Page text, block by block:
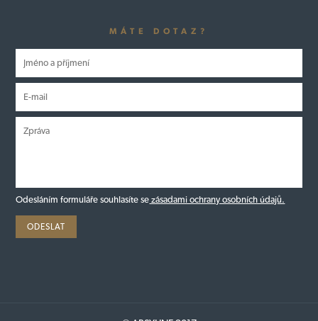
MÁTE DOTAZ?
Odesláním formuláře souhlasíte se zásadami ochrany osobních údajů.